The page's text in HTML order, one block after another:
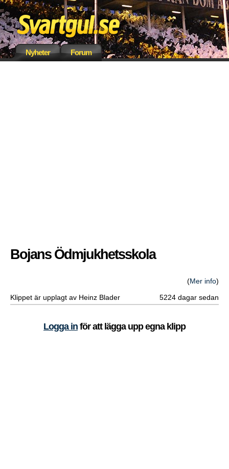
Nyheter Forum
Bojans Ödmjukhetsskola
(Mer info)
Klippet är upplagt av Heinz Blader
5224 dagar sedan
Logga in för att lägga upp egna klipp